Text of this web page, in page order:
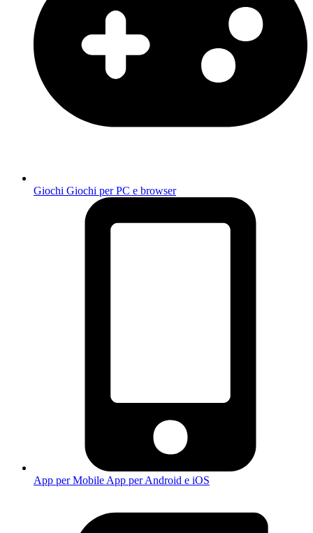
Giochi Giochi per PC e browser
App per Mobile App per Android e iOS